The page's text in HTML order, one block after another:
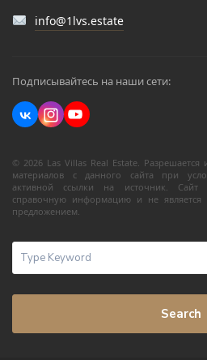
info@1lvs.estate
Подписывайтесь на наши сети:
© 2026 Las Villas Real Estate. Разрешается
материалов с данного сайта при
активной ссылки на источник. Сайт
справочную информацию и не является
предложением.
Search